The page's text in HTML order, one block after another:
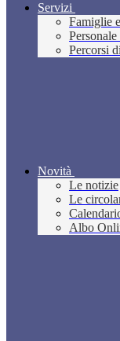
Servizi
Famiglie
Percorsi
Novità
Le notizie
Le
Albo